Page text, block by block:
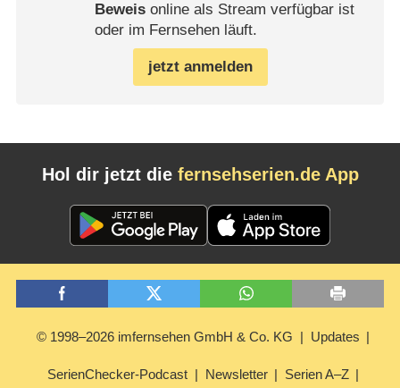
Beweisonline als Stream verfügbar ist
oder im Fernsehen läuft.
jetzt anmelden
Hol dir jetzt die fernsehserien.de App
© 1998–2026 imfernsehen GmbH & Co. KG Updates
SerienChecker-Podcast Newsletter Serien A–Z